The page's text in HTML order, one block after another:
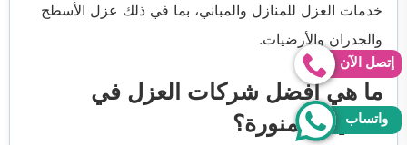
خدمات العزل للمنازل والمباني، بما في ذلك عزل الأسطح
والجدران والأرضيات.
ما هي أفضل شركات العزل في
المدينة المنورة؟
إتصل الآن
واتساب